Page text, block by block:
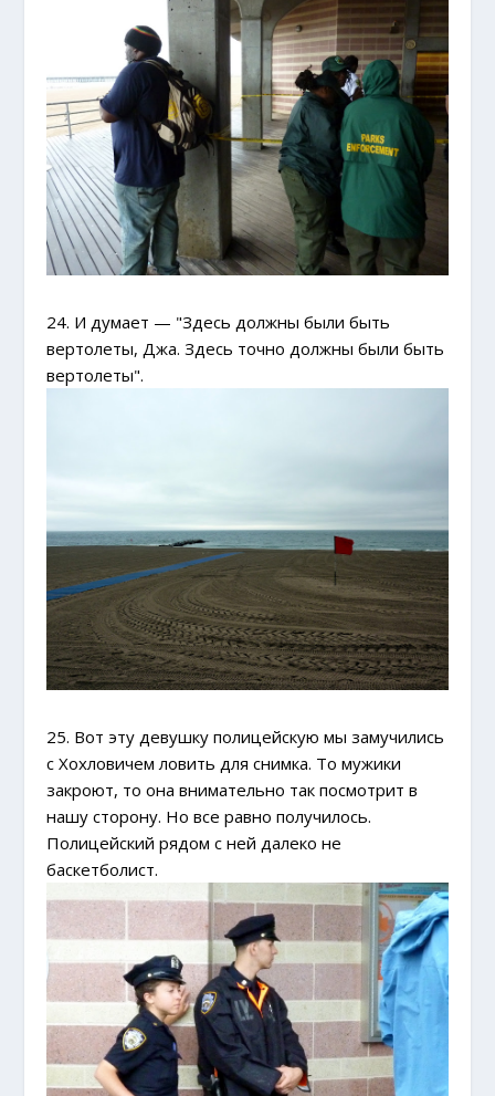
24. И думает — "Здесь должны были быть
вертолеты, Джа. Здесь точно должны были быть
вертолеты".
25. Вот эту девушку полицейскую мы замучились
с Хохловичем ловить для снимка. То мужики
закроют, то она внимательно так посмотрит в
нашу сторону. Но все равно получилось.
Полицейский рядом с ней далеко не
баскетболист.